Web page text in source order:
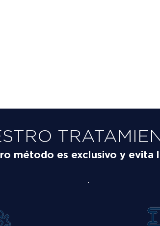
método es exclusivo y evita